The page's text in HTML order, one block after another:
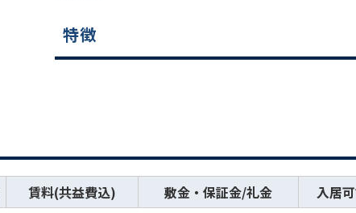
特徴
賃料(共益費込) 敷金・保証金/礼金 入居